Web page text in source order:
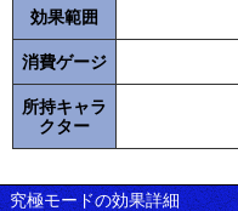
効果範囲
消費ゲージ
所持キャラ
クター
究極モードの効果詳細